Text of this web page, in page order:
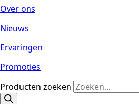
Over ons
Nieuws
Ervaringen
Promoties
Producten zoeken